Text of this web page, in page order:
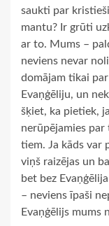
saukti par
mantu? Ir grūti
ar to. Mums –
neviens nevar
domājam tikai
Evaņģēliju, un
šķiet, ka pietiek,
nerūpējamies
tiem. Ja kāds var
viņš raizējas un
bet bez
– neviens īpaši
Evaņģēlijs mums